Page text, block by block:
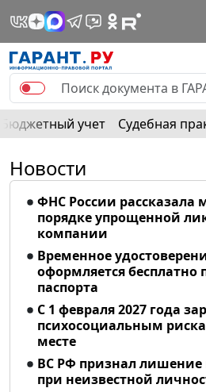
Бюджетный учет Судебная
Новости
ФНС России рассказала
порядке упрощенной
компании
Временное
оформляется бесплатно
паспорта
С 1 февраля 2027 года
психосоциальным
месте
ВС РФ признал
при неизвестной